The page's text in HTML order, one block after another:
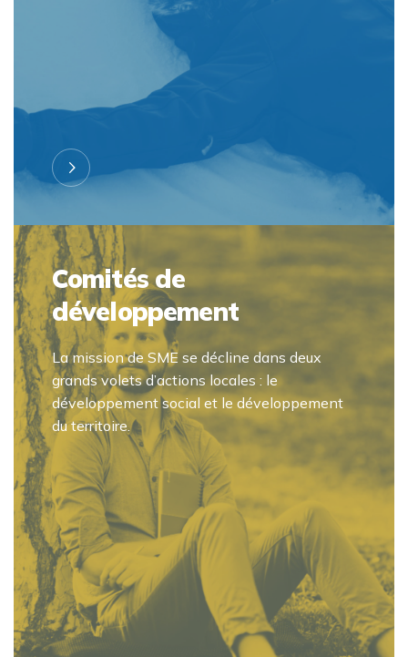
Comités de
développement
La mission de SME se décline dans deux
grands volets d’actions locales : le
développement social et le développement
du territoire.